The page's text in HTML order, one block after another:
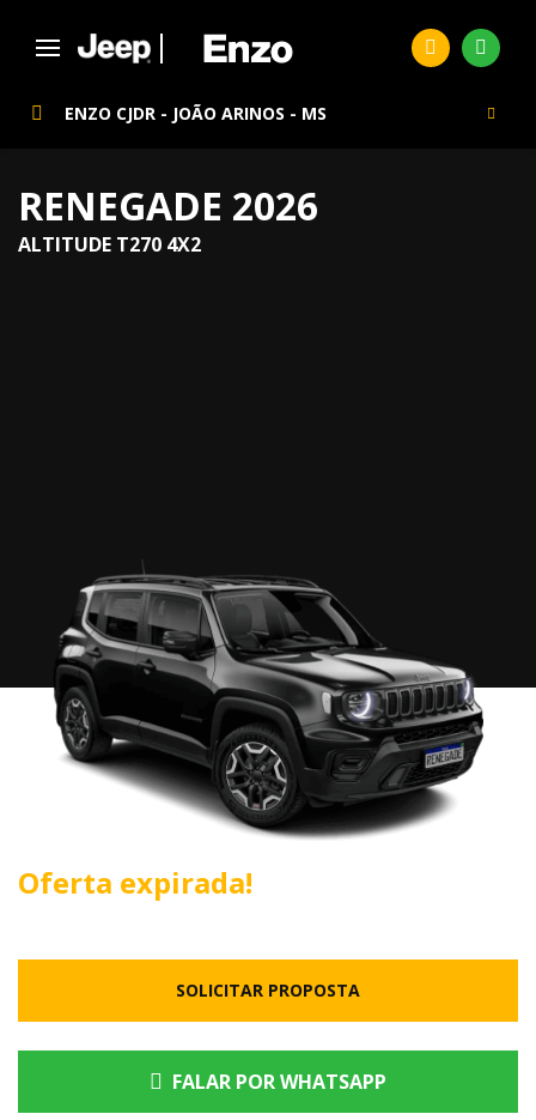
ENZO CJDR - JOÃO ARINOS - MS
RENEGADE 2026
ALTITUDE T270 4X2
Oferta expirada!
SOLICITAR PROPOSTA
FALAR POR WHATSAPP